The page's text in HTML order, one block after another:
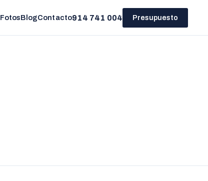
FotosBlogContacto914 741 004 Presupuesto